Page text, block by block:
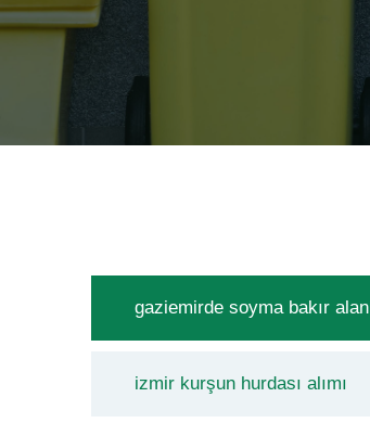
gaziemirde soyma bakır alan
izmir kurşun hurdası alımı